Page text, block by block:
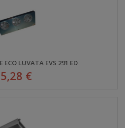
ECO LUVATA EVS 291 ED
€